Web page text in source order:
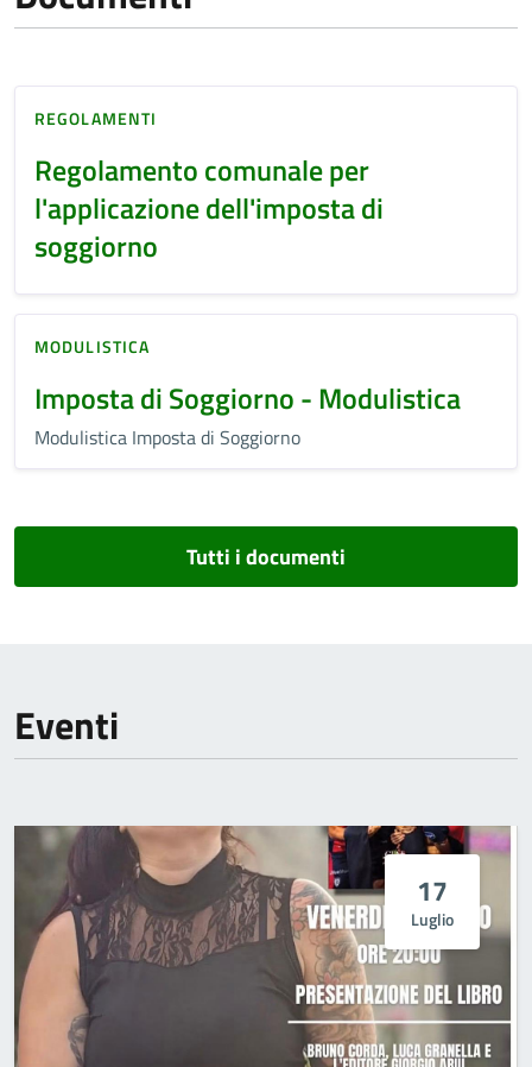
REGOLAMENTI
Regolamento comunale per
l'applicazione dell'imposta di
soggiorno
MODULISTICA
Imposta di Soggiorno - Modulistica
Modulistica Imposta di Soggiorno
Tutti i documenti
Eventi
17
Luglio